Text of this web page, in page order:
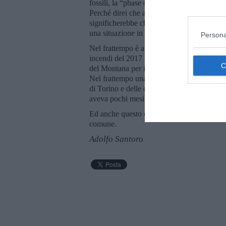
fossili, la “phase out”. Che sia
Perché direi che ad ogni Paese dovrebbe
significherebbe che sia riconosciuta
una situazione in cui la nave sta
Nel frattempo è ancora arenata la causa
incendi del 2017 in Portogallo. Nel
del Montana per i ripetuti incendi
Nel frattempo una giovane donna di
di Torino e delle conseguenti
aveva pochi mesi.
Ed anche questo è un modo di indurre a
comune.
Adolfo Santoro